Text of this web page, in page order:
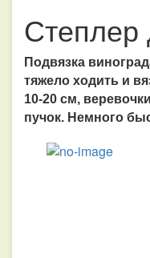
Степлер
Подвязка
тяжело ходить и
10-20 см,
пучок. Немного